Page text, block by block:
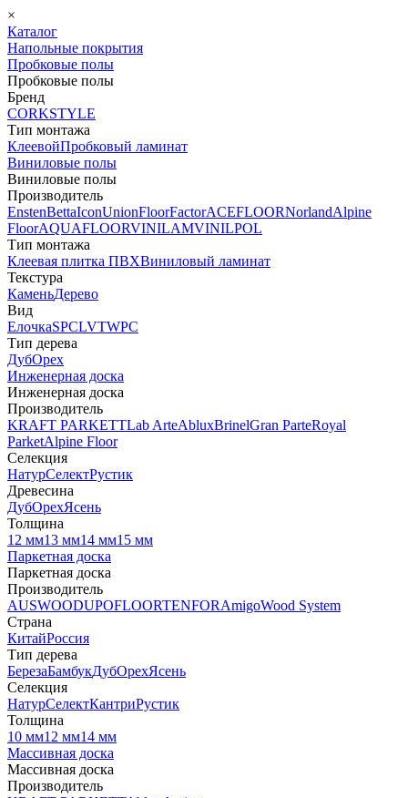
×
Каталог
Напольные покрытия
Пробковые полы
Пробковые полы
Бренд
CORKSTYLE
Тип монтажа
КлеевойПробковый ламинат
Виниловые полы
Виниловые полы
Производитель
EnstenBettaIconUnionFloorFactorACEFLOORNorlandAlpine
FloorAQUAFLOORVINILAMVINILPOL
Тип монтажа
Клеевая плитка ПВХВиниловый ламинат
Текстура
КаменьДерево
Вид
ЕлочкаSPCLVTWPC
Тип дерева
ДубОрех
Инженерная доска
Инженерная доска
Производитель
KRAFT PARKETTLab ArteAbluxBrinelGran ParteRoyal
ParketAlpine Floor
Селекция
НатурСелектРустик
Древесина
ДубОрехЯсень
Толщина
12 мм13 мм14 мм15 мм
Паркетная доска
Паркетная доска
Производитель
AUSWOODUPOFLOORTENFORAmigoWood System
Страна
КитайРоссия
Тип дерева
БерезаБамбукДубОрехЯсень
Селекция
НатурСелектКантриРустик
Толщина
10 мм12 мм14 мм
Массивная доска
Массивная доска
Производитель